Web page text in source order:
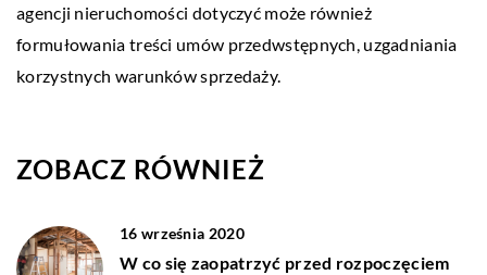
agencji nieruchomości dotyczyć może również
formułowania treści umów przedwstępnych, uzgadniania
korzystnych warunków sprzedaży.
ZOBACZ RÓWNIEŻ
16 września 2020
W co się zaopatrzyć przed rozpoczęciem